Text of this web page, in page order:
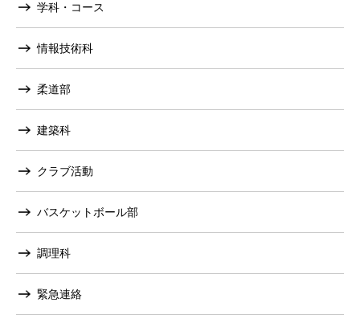
学科・コース
情報技術科
柔道部
建築科
クラブ活動
バスケットボール部
調理科
緊急連絡